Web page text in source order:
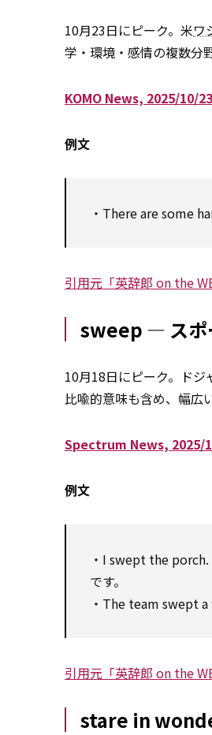
10月23日にピーク。米ワ
学・環境・感情の複数分
KOMO News, 2025/10/23
例文
・There are some
引用元「英辞郎 on the
sweep ― スポ
10月18日にピーク。ドジ
比喩的意味も含め、幅広
Spectrum News, 2025/
例文
・I swept the
です。
・The team swept a
引用元「英辞郎 on the
stare in